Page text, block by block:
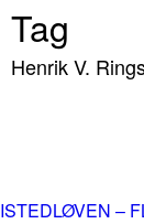
Tag
Henrik V.
ISTEDLØVEN –